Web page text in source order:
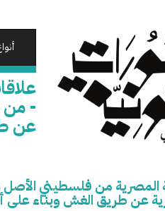
عن
عن طريق الغش وبناء على